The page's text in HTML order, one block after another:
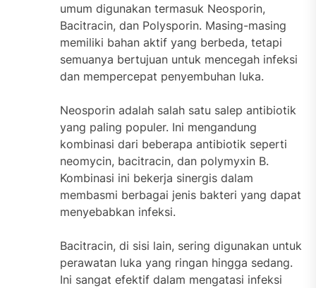
umum digunakan termasuk Neosporin,
Bacitracin, dan Polysporin. Masing-masing
memiliki bahan aktif yang berbeda, tetapi
semuanya bertujuan untuk mencegah infeksi
dan mempercepat penyembuhan luka.
Neosporin adalah salah satu salep antibiotik
yang paling populer. Ini mengandung
kombinasi dari beberapa antibiotik seperti
neomycin, bacitracin, dan polymyxin B.
Kombinasi ini bekerja sinergis dalam
membasmi berbagai jenis bakteri yang dapat
menyebabkan infeksi.
Bacitracin, di sisi lain, sering digunakan untuk
perawatan luka yang ringan hingga sedang.
Ini sangat efektif dalam mengatasi infeksi